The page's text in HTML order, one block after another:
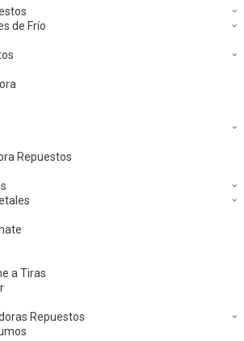
de Frío
Repuestos
a Tiras
Repuestos